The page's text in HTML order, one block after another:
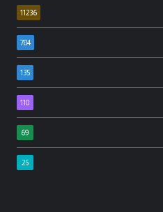
11236
784
135
110
69
25